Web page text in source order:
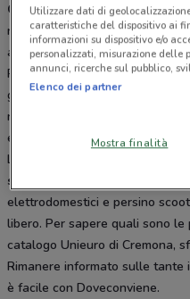
Commerciale Cremona Po
recarti in negozio sfoglia il
acquisti.Potrai raggiungere
Provinciale 234 o la SP 10 ed
gratuito. Se decidi di andare
richiedere il servizio di
elettrodomestici.
L’Unieuro di Cremona, propone
smartphone
elettrodomestici e persino
libero. Per sapere quali sono
catalogo Unieuro di Cremona,
Rimanere informato sulle tante
è facile con Doveconviene.
Utilizzare dati di
caratteristiche del dispositivo ai
informazioni su dispositivo e/o
personalizzati, misurazione delle
annunci, ricerche sul pubblico,
Elenco dei partner
Mostra finalità